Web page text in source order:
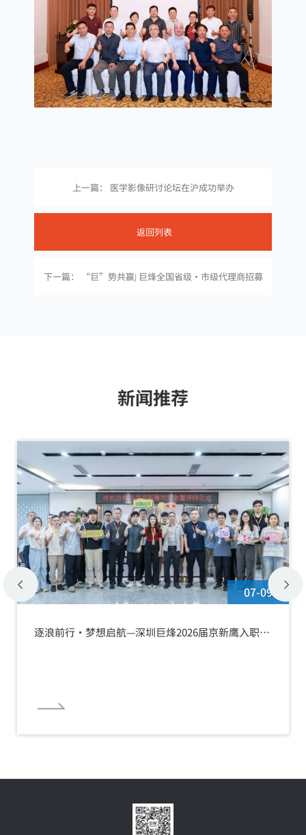
上一篇： 医学影像研讨论坛在沪成功举办
返回列表
下一篇： “巨”势共赢| 巨烽全国省级·市级代理商招募
新闻推荐
07-09
逐浪前行·梦想启航—深圳巨烽2026届京新鹰入职欢